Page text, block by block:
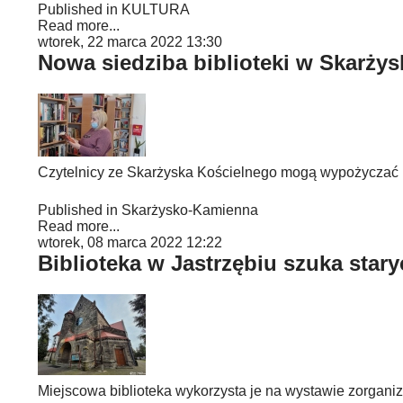
Published in KULTURA
Read more...
wtorek, 22 marca 2022 13:30
Nowa siedziba biblioteki w
Czytelnicy ze Skarżyska Kościelnego mogą
Published in Skarżysko-Kamienna
Read more...
wtorek, 08 marca 2022 12:22
Biblioteka w Jastrzębiu szuka
Miejscowa biblioteka wykorzysta je na wystawie